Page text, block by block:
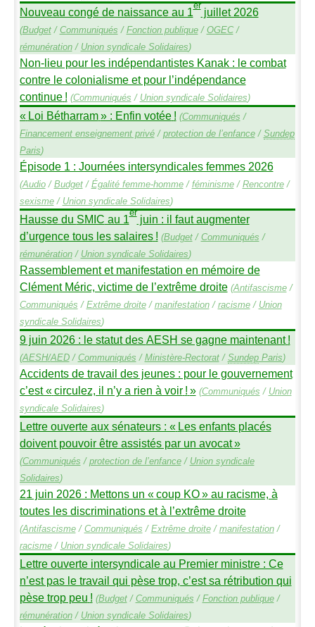
Nouveau congé de naissance au 1erjuillet 2026
(Budget/ Communiqués / Fonction publique/ OGEC/
rémunération/ Union syndicale Solidaires)
Non-lieu pour les indépendantistes Kanak : le combat
contre le colonialisme et pour l’indépendance
continue ! (Communiqués / Union syndicale Solidaires)
« Loi Bétharram» : Enfin votée ! (Communiqués /
Financement enseignement privé/ protection de l’enfance/ Sundep
Paris)
Épisode 1 : Journées intersyndicales femmes 2026
(Audio/ Budget/ Égalité femme-homme/ féminisme/ Rencontre/
sexisme/ Union syndicale Solidaires)
Hausse du SMIC au 1erjuin : il faut augmenter
d’urgence tous les salaires ! (Budget/ Communiqués /
rémunération/ Union syndicale Solidaires)
Rassemblement et manifestation en mémoire de
Clément Méric, victime de l’extrême droite (Antifascisme/
Communiqués / Extrême droite/ manifestation/ racisme/ Union
syndicale Solidaires)
9 juin 2026 : le statut des AESH se gagne maintenant !
(AESH/AED/ Communiqués / Ministère-Rectorat/ SundepParis)
Accidents de travail des jeunes : pour le gouvernement
c’est «circulez, il n’y a rien à voir ! » (Communiqués / Union
syndicale Solidaires)
Lettre ouverte aux sénateurs : « Les enfants placés
doivent pouvoir être assistés par un avocat»
(Communiqués / protection de l’enfance/ Union syndicale
Solidaires)
21 juin 2026 : Mettons un «coup KO» au racisme, à
toutes les discriminations et à l’extrême droite
(Antifascisme/ Communiqués / Extrême droite/ manifestation/
racisme/ Union syndicale Solidaires)
Lettre ouverte intersyndicale au Premier ministre : Ce
n’est pas le travail qui pèse trop, c’est sa rétribution qui
pèse trop peu ! (Budget/ Communiqués / Fonction publique/
rémunération/ Union syndicale Solidaires)